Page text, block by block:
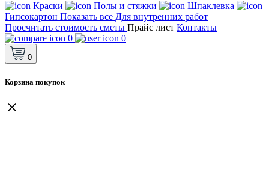
Краски Полы и стяжки
Шпаклевка
Гипсокартон Показать все Для внутренних работ
Просчитать стоимость сметы Прайс лист Контакты
0
0
0
Корзина покупок